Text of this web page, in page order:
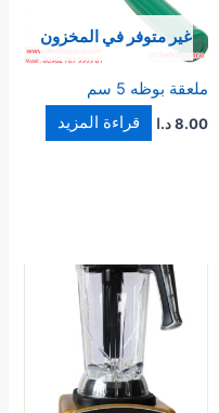
غير متوفر في المخزون
ملعقة بوظه 5 سم
8.00د.ا قراءة المزيد